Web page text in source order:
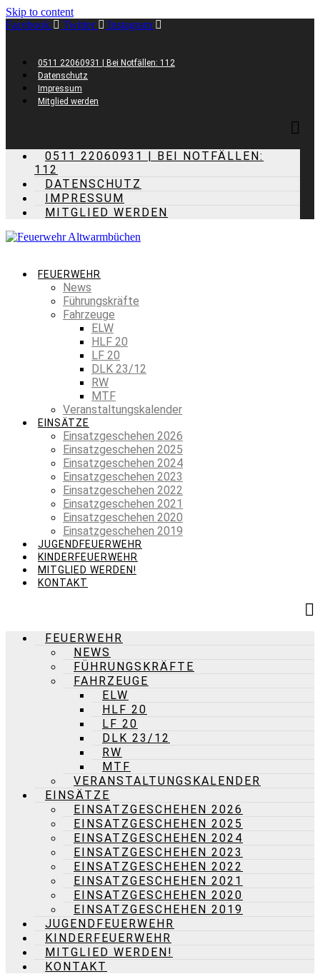
Skip to content
Facebook
Twitter Instagram
0511 22060931 | Bei Notfällen: 112
Datenschutz
Impressum
Mitglied werden
0511 22060931 | BEI NOTFÄLLEN:
112
DATENSCHUTZ
IMPRESSUM
MITGLIED WERDEN
FEUERWEHR
News
Führungskräfte
Fahrzeuge
ELW
HLF 20
LF 20
DLK 23/12
RW
MTF
Veranstaltungskalender
EINSÄTZE
Einsatzgeschehen 2026
Einsatzgeschehen 2025
Einsatzgeschehen 2024
Einsatzgeschehen 2023
Einsatzgeschehen 2022
Einsatzgeschehen 2021
Einsatzgeschehen 2020
Einsatzgeschehen 2019
JUGENDFEUERWEHR
KINDERFEUERWEHR
MITGLIED WERDEN!
KONTAKT
FEUERWEHR
NEWS
FÜHRUNGSKRÄFTE
FAHRZEUGE
ELW
HLF 20
LF 20
DLK 23/12
RW
MTF
VERANSTALTUNGSKALENDER
EINSÄTZE
EINSATZGESCHEHEN 2026
EINSATZGESCHEHEN 2025
EINSATZGESCHEHEN 2024
EINSATZGESCHEHEN 2023
EINSATZGESCHEHEN 2022
EINSATZGESCHEHEN 2021
EINSATZGESCHEHEN 2020
EINSATZGESCHEHEN 2019
JUGENDFEUERWEHR
KINDERFEUERWEHR
MITGLIED WERDEN!
KONTAKT